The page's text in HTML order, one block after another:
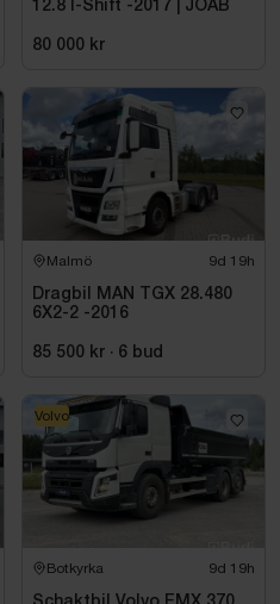
12.8 I-Shift -2017 | JOAB
80 000 kr
Malmö 9d 19h
Dragbil MAN TGX 28.480
6X2-2 -2016
85 500 kr · 6 bud
Botkyrka 9d 19h
Volvo